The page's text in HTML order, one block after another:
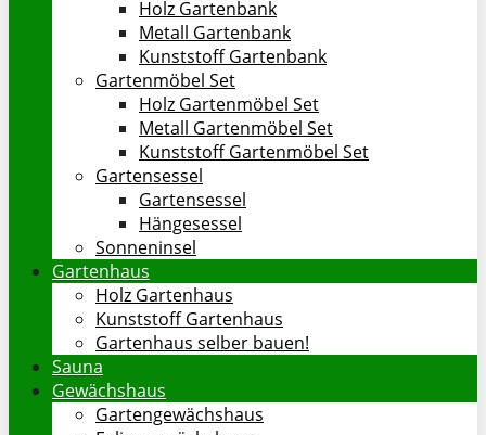
Holz Gartenbank
Metall Gartenbank
Kunststoff Gartenbank
Gartenmöbel Set
Holz Gartenmöbel Set
Metall Gartenmöbel Set
Kunststoff Gartenmöbel Set
Gartensessel
Gartensessel
Hängesessel
Sonneninsel
Gartenhaus
Holz Gartenhaus
Kunststoff Gartenhaus
Gartenhaus selber bauen!
Sauna
Gewächshaus
Gartengewächshaus